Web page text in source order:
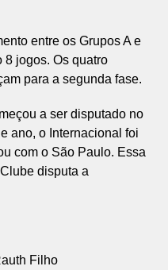
entre os Grupos A e
8 jogos. Os quatro
para a segunda fase.
a ser disputado no
ano, o Internacional foi
com o São Paulo. Essa
disputa a
Filho